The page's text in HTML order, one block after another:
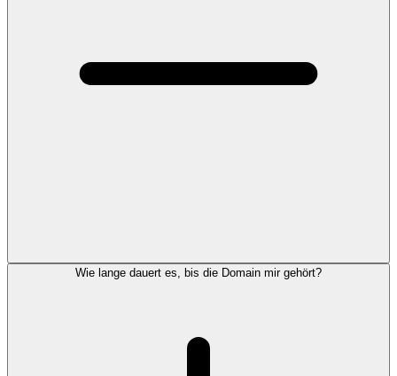
Wie lange dauert es, bis die Domain mir gehört?